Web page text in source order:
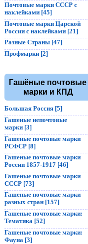
Почтовые марки СССР с
наклейками [45]
Почтовые марки Царской
России с наклейками [21]
Разные Страны [47]
Профмарки [2]
Гашёные почтовые
марки и КПД
Большая Россия [5]
Гашеные непочтовые
марки [3]
Гашеные почтовые марки
РСФСР [8]
Гашеные почтовые марки
России 1857-1917 [46]
Гашеные почтовые марки
СССР [73]
Гашеные почтовые марки
разных стран [157]
Гашеные почтовые марки:
Тематика [52]
Гашеные почтовые марки:
Фауна [3]